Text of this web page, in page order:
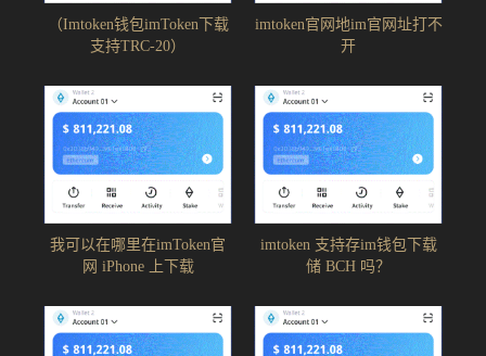
（Imtoken钱包imToken下载
支持TRC-20）
imtoken官网地im官网址打不
开
我可以在哪里在imToken官
网 iPhone 上下载
imtoken 支持存im钱包下载
储 BCH 吗？